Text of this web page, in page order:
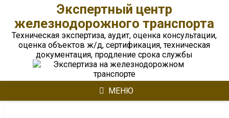
содержимому
Экспертный центр
железнодорожного транспорта
Техническая экспертиза, аудит, оценка консультации,
оценка объектов ж/д, сертификация, техническая
документация, продление срока службы
МЕНЮ